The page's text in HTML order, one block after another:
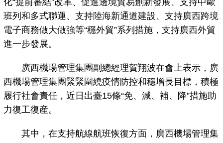
化“提前審結”改革、促進邊境貿易創新發展、支持中歐
班列和多式聯運、支持陸海新通道建設、支持廣西跨境
電子商務做大做強等“穩外貿”系列措施，支持廣西外貿
進一步發展。
廣西機場管理集團副總經理賀翔波在會上表示，廣
西機場管理集團緊緊圍繞疫情防控和穩增長目標，積極
履行社會責任，近日出臺15條“免、減、補、降”措施助
力復工復産。
其中，在支持航線航班恢復方面，廣西機場管理集